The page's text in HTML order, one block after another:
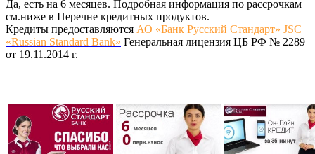
Да, есть на 6 месяцев. Подробная информация по рассрочкам
см.ниже в Перечне кредитных продуктов.
Кредиты предоставляются АО «Банк Русский Стандарт» JSC
«Russian Standard Bank» Генеральная лицензия ЦБ РФ № 2289
от 19.11.2014 г.